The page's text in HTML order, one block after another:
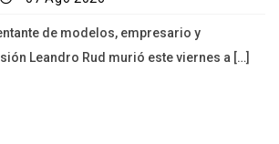
de modelos, empresario y
Leandro Rud murió este viernes a […]